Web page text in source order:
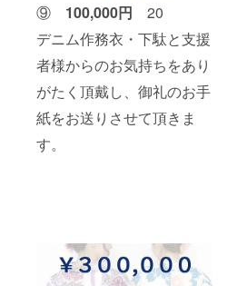
⑨ 100,000円 20
デニム作務衣・下駄と支援
者様からのお気持ちをあり
がたく頂戴し、御礼のお手
紙をお送りさせて頂きま
す。